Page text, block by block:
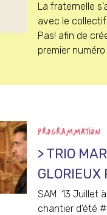
La fraternelle
avec le
Pas! afin de
premier numéro
PROGRAMMATION
> TRIO
GLORIEUX
SAM. 13 Juillet
chantier d'été